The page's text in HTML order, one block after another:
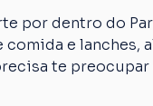
por dentro do
e lanches,
te preocupar